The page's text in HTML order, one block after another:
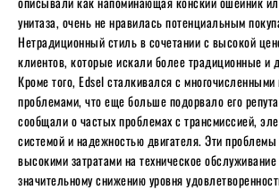
унитаза, очень не нравилась потенциальным
Нетрадиционный стиль в сочетании с высокой
клиентов, которые искали более традиционные и
Кроме того, Edsel сталкивался с
проблемами, что еще больше подорвало его
сообщали о частых проблемах с трансмиссией,
системой и надежностью двигателя. Эти проблемы
высокими затратами на техническое
значительному снижению уровня